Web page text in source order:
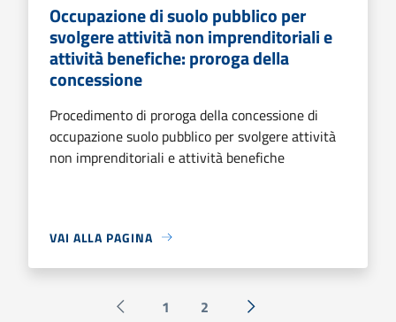
Occupazione di suolo pubblico per
svolgere attività non imprenditoriali e
attività benefiche: proroga della
concessione
Procedimento di proroga della concessione di
occupazione suolo pubblico per svolgere attività
non imprenditoriali e attività benefiche
VAI ALLA PAGINA
Pagina precedente
1 2 Successiva »